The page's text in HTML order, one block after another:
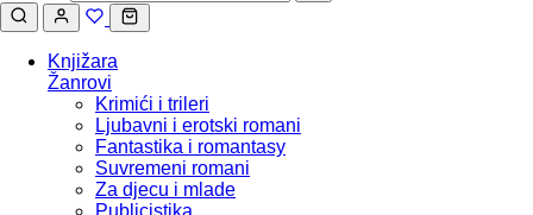
Knjižara
Žanrovi
Krimići i trileri
Ljubavni i erotski romani
Fantastika i romantasy
Suvremeni romani
Za djecu i mlade
Publicistika